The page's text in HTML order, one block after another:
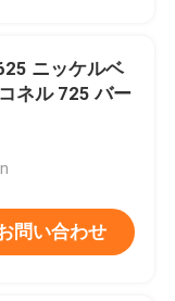
ニッケルベ
ネル 725 バー
問い合わせ